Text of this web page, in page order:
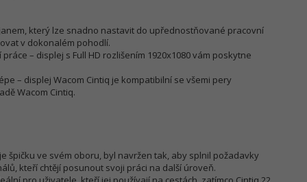
který lze snadno nastavit do upřednostňované pracovní
v dokonalém pohodlí.
– displej s Full HD rozlišením 1920x1080 vám poskytne
– displej Wacom Cintiq je kompatibilní se všemi pery
Wacom Cintiq.
špičku ve svém oboru, byl navržen tak, aby splnil požadavky
kteří chtějí posunout svoji práci na další úroveň.